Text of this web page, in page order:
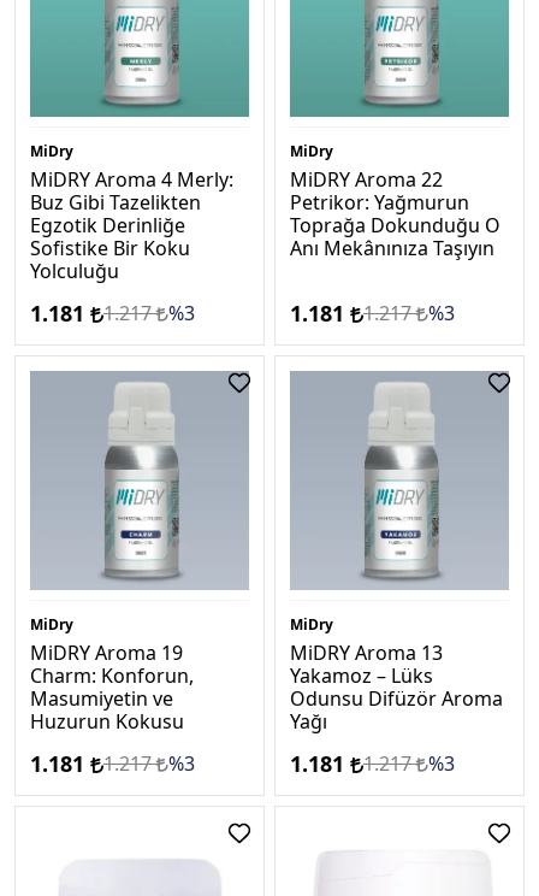
MiDry
MiDRY Aroma 4 Merly:
Buz Gibi Tazelikten
Egzotik Derinliğe
Sofistike Bir Koku
Yolculuğu
1.181 1.217 %3
MiDry
MiDRY Aroma 22
Petrikor: Yağmurun
Toprağa Dokunduğu O
Anı Mekânınıza Taşıyın
1.181 1.217 %3
MiDry
MiDRY Aroma 19
Charm: Konforun,
Masumiyetin ve
Huzurun Kokusu
1.181 1.217 %3
MiDry
MiDRY Aroma 13
Yakamoz – Lüks
Odunsu Difüzör Aroma
Yağı
1.181 1.217 %3